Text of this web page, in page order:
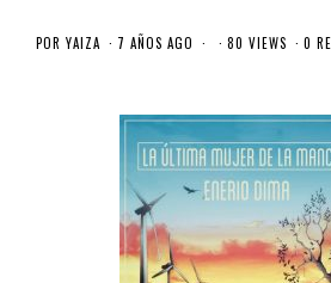
POR YAIZA 7 AÑOS AGO 80 VIEWS 0